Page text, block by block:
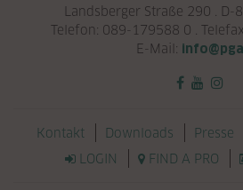
Landsberger Straße 290 . D-
Telefon: 089-179588 0 .
E-Mail:
Navigation überspringen
Kontakt Downloads Presse
LOGIN
FIND A PRO